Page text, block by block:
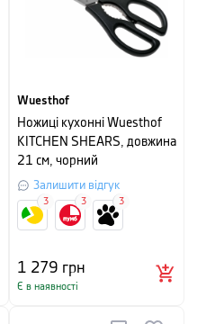
Wuesthof
Ножиці кухонні Wuesthof
KITCHEN SHEARS, довжина
21 см, чорний
Залишити відгук
1 279 грн
Є в наявності
3 3 3